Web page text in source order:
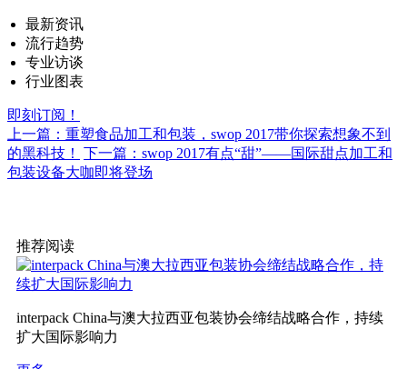
最新资讯
流行趋势
专业访谈
行业图表
即刻订阅！
上一篇：重塑食品加工和包装，swop 2017带你探索想象不到
的黑科技！
下一篇：swop 2017有点“甜”——国际甜点加工和
包装设备大咖即将登场
推荐阅读
interpack China与澳大拉西亚包装协会缔结战略合作，持续
扩大国际影响力